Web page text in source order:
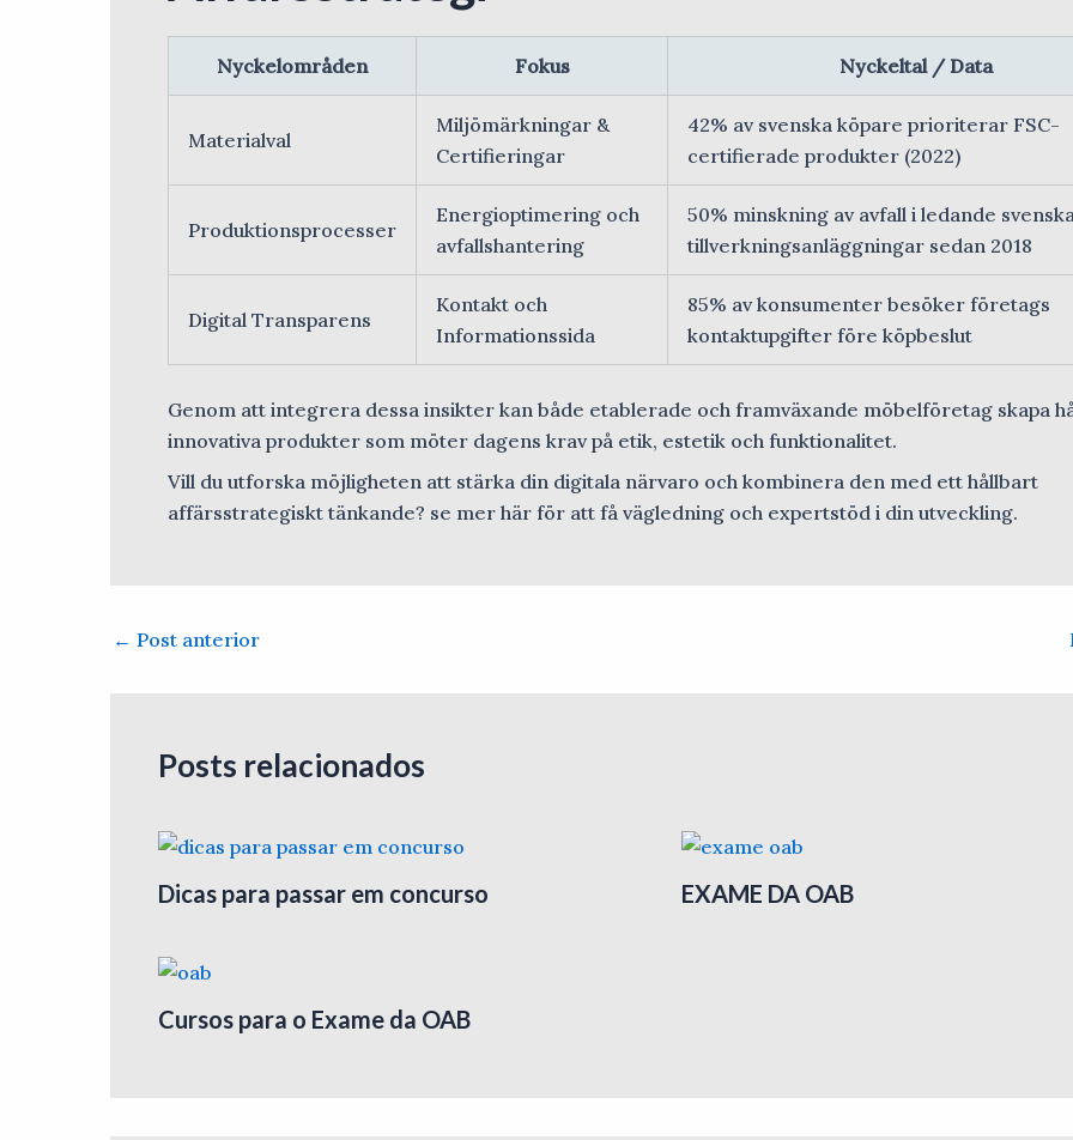
Nyckelområden Fokus Nyckeltal / Data
Materialval
Miljömärkningar &
Certifieringar
42% av svenska köpare prioriterar FSC-
certifierade produkter (2022)
Produktionsprocesser
Energioptimering och
avfallshantering
50% minskning av avfall i ledande svenska
tillverkningsanläggningar sedan 2018
Digital Transparens
Kontakt och
Informationssida
85% av konsumenter besöker företags
kontaktupgifter före köpbeslut
Genom att integrera dessa insikter kan både etablerade och framväxande möbelföretag skapa
innovativa produkter som möter dagens krav på etik, estetik och funktionalitet.
Vill du utforska möjligheten att stärka din digitala närvaro och kombinera den med ett hållbart
affärsstrategiskt tänkande? se mer här för att få vägledning och expertstöd i din utveckling.
← Post anterior
Posts relacionados
Dicas para passar em concurso EXAME DA OAB
Cursos para o Exame da OAB